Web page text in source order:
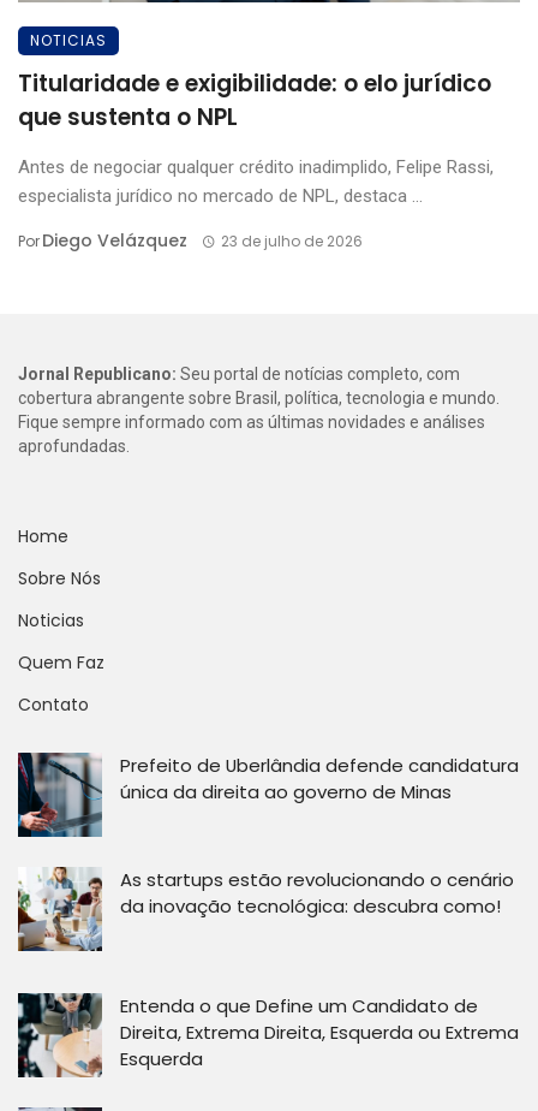
NOTICIAS
Titularidade e exigibilidade: o elo jurídico
que sustenta o NPL
Antes de negociar qualquer crédito inadimplido, Felipe Rassi,
especialista jurídico no mercado de NPL, destaca ...
PorDiego Velázquez 23 de julho de 2026
Jornal Republicano: Seu portal de notícias completo, com
cobertura abrangente sobre Brasil, política, tecnologia e mundo.
Fique sempre informado com as últimas novidades e análises
aprofundadas.
Home
Sobre Nós
Noticias
Quem Faz
Contato
Prefeito de Uberlândia defende candidatura
única da direita ao governo de Minas
As startups estão revolucionando o cenário
da inovação tecnológica: descubra como!
Entenda o que Define um Candidato de
Direita, Extrema Direita, Esquerda ou Extrema
Esquerda